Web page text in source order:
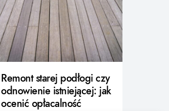
Remont starej podłogi czy
odnowienie istniejącej: jak
ocenić opłacalność